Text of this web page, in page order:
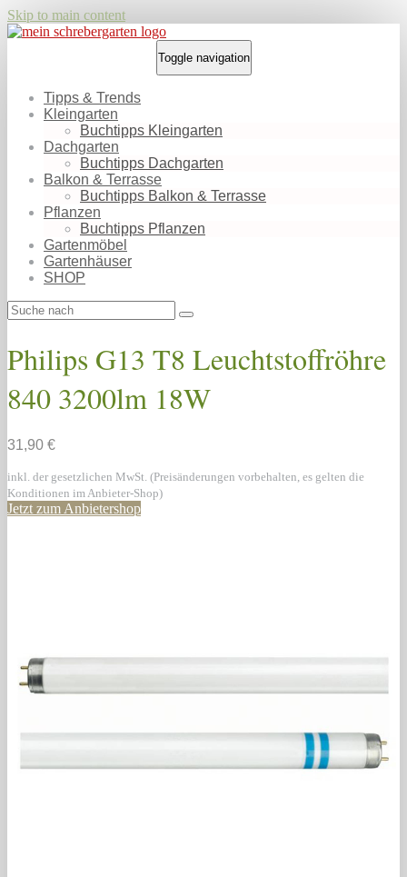
Skip to main content
Toggle navigation
Tipps & Trends
Kleingarten
Buchtipps Kleingarten
Dachgarten
Buchtipps Dachgarten
Balkon & Terrasse
Buchtipps Balkon & Terrasse
Pflanzen
Buchtipps Pflanzen
Gartenmöbel
Gartenhäuser
SHOP
Philips G13 T8 Leuchtstoffröhre
840 3200lm 18W
31,90 €
inkl. der gesetzlichen MwSt. (Preisänderungen vorbehalten, es gelten die
Konditionen im Anbieter-Shop)
Jetzt zum Anbietershop